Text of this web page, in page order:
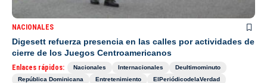
NACIONALES
Digesett refuerza presencia en las calles por actividades de
cierre de los Juegos Centroamericanos
Enlaces rápidos: Nacionales Internacionales
Deultimominuto
República Dominicana
Entretenimiento
ElPeriódicodelaVerdad